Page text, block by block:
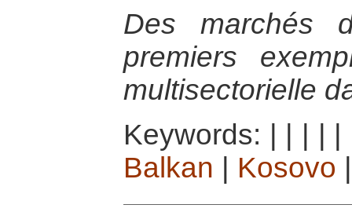
Des marchés
premiers
multisectorielle
Keywords:
Balkan
Kosovo